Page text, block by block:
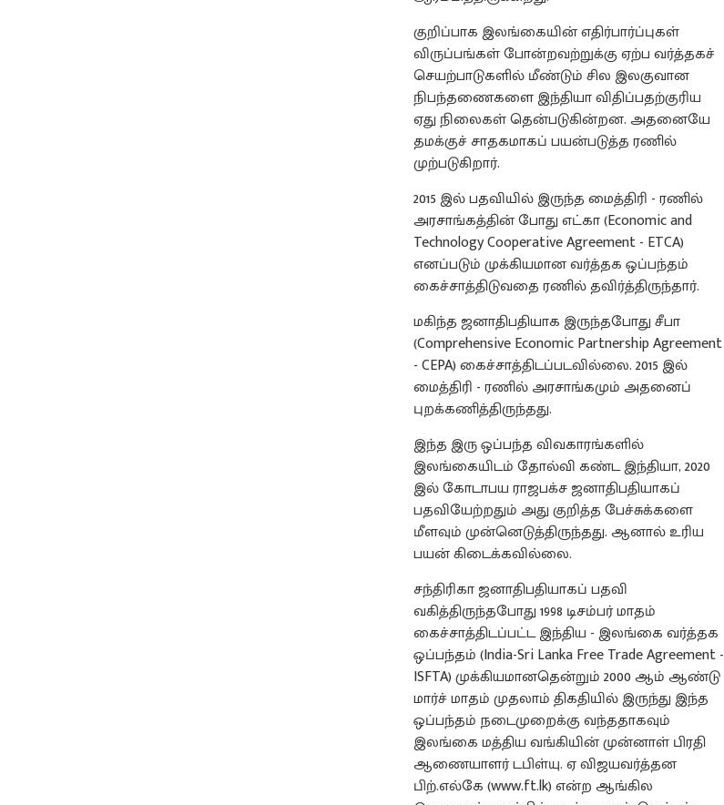
குறிப்பாக இலங்கையின் எதிர்பார்ப்புகள்
விருப்பங்கள் போன்றவற்றுக்கு ஏற்ப வர்த்தகச்
செயற்பாடுகளில் மீண்டும் சில இலகுவான
நிபந்தணைகளை இந்தியா விதிப்பதற்குரிய
ஏது நிலைகள் தென்படுகின்றன. அதனையே
தமக்குச் சாதகமாகப் பயன்படுத்த ரணில்
முற்படுகிறார்.
2015 இல் பதவியில் இருந்த மைத்திரி - ரணில்
அரசாங்கத்தின் போது எட்கா (Economic and
Technology Cooperative Agreement - ETCA)
எனப்படும் முக்கியமான வர்த்தக ஒப்பந்தம்
கைச்சாத்திடுவதை ரணில் தவிர்த்திருந்தார்.
மகிந்த ஜனாதிபதியாக இருந்தபோது சீபா
(Comprehensive Economic Partnership Agreement
- CEPA) கைச்சாத்திடப்படவில்லை. 2015 இல்
மைத்திரி - ரணில் அரசாங்கமும் அதனைப்
புறக்கணித்திருந்தது.
இந்த இரு ஒப்பந்த விவகாரங்களில்
இலங்கையிடம் தோல்வி கண்ட இந்தியா, 2020
இல் கோடாபய ராஜபக்ச ஜனாதிபதியாகப்
பதவியேற்றதும் அது குறித்த பேச்சுக்களை
மீளவும் முன்னெடுத்திருந்தது. ஆனால் உரிய
பயன் கிடைக்கவில்லை.
சந்திரிகா ஜனாதிபதியாகப் பதவி
வகித்திருந்தபோது 1998 டிசம்பர் மாதம்
கைச்சாத்திடப்பட்ட இந்திய - இலங்கை வர்த்தக
ஒப்பந்தம் (India-Sri Lanka Free Trade Agreement -
ISFTA) முக்கியமானதென்றும் 2000 ஆம் ஆண்டு
மார்ச் மாதம் முதலாம் திகதியில் இருந்து இந்த
ஒப்பந்தம் நடைமுறைக்கு வந்ததாகவும்
இலங்கை மத்திய வங்கியின் முன்னாள் பிரதி
ஆணையாளர் டபிள்யு. ஏ விஜயவர்த்தன
பிற்.எல்கே (www.ft.lk) என்ற ஆங்கில